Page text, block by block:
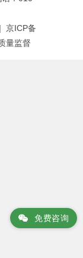
京ICP备
量监督
免费咨询